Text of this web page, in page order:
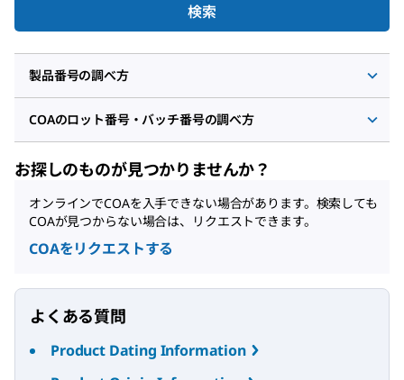
検索
製品番号の調べ方
COAのロット番号・バッチ番号の調べ方
お探しのものが見つかりませんか？
オンラインでCOAを入手できない場合があります。検索しても
COAが見つからない場合は、リクエストできます。
COAをリクエストする
よくある質問
Product Dating Information